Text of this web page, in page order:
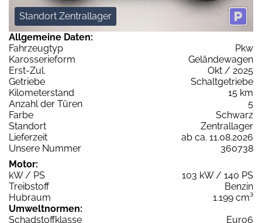
Standort Zentrallager
Allgemeine Daten:
Fahrzeugtyp
Pkw
Karosserieform
Geländewagen
Erst-Zul.
Okt / 2025
Getriebe
Schaltgetriebe
Kilometerstand
15 km
Anzahl der Türen
5
Farbe
Schwarz
Standort
Zentrallager
Lieferzeit
ab ca. 11.08.2026
Unsere Nummer
360738
Motor:
kW / PS
103 kW / 140 PS
Treibstoff
Benzin
Hubraum
1.199 cm³
Umweltnormen:
Schadstoffklasse
Euro6